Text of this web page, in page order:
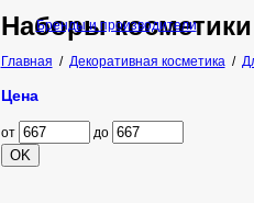
Наборы
Главная / Декоративная косметика/
Бренды и производители
Цена
от до
OK